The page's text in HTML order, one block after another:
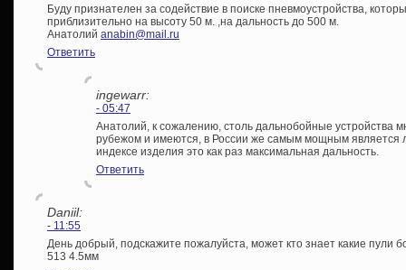
Буду признателен за содействие в поиске пневмоустройства,
приблизительно на высоту 50 м. ,на дальность до 500 м.
Анатолий anabin@mail.ru
Ответить
ingewarr:
- 05:47
Анатолий, к сожалению, столь дальнобойные устройства
рубежом и имеются, в России же самым мощным
индексе изделия это как раз максимальная дальность.
Ответить
Daniil:
- 11:55
День добрый, подскажите пожалуйста, может кто знает какие пули
513 4.5мм